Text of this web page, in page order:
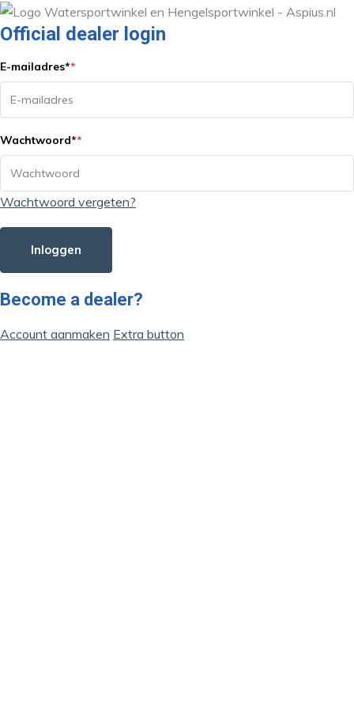
Official dealer login
E-mailadres**
Wachtwoord**
Wachtwoord vergeten?
Inloggen
Become a dealer?
Account aanmaken Extra button